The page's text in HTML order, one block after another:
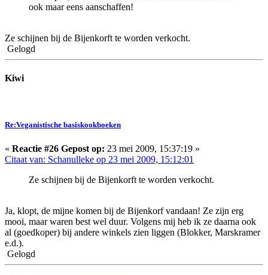
ook maar eens aanschaffen!
Ze schijnen bij de Bijenkorft te worden verkocht.
Gelogd
Kiwi
Re:Veganistische basiskookboeken
« Reactie #26 Gepost op: 23 mei 2009, 15:37:19 »
Citaat van: Schanulleke op 23 mei 2009, 15:12:01
Ze schijnen bij de Bijenkorft te worden verkocht.
Ja, klopt, de mijne komen bij de Bijenkorf vandaan! Ze zijn erg
mooi, maar waren best wel duur. Volgens mij heb ik ze daarna ook
al (goedkoper) bij andere winkels zien liggen (Blokker, Marskramer
e.d.).
Gelogd